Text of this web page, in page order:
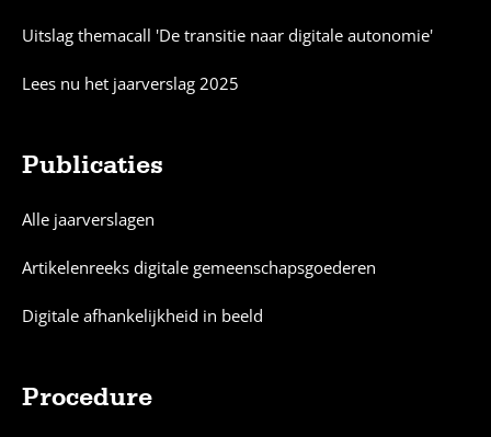
Uitslag themacall 'De transitie naar digitale autonomie'
Lees nu het jaarverslag 2025
Publicaties
Alle jaarverslagen
Artikelenreeks digitale gemeenschapsgoederen
Digitale afhankelijkheid in beeld
Procedure